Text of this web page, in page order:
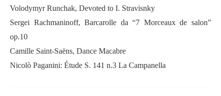
Volodymyr Runchak, Devoted to I. Stravisnky
Sergei Rachmaninoff, Barcarolle da “7 Morceaux de salon”
op.10
Camille Saint-Saëns, Dance Macabre
Nicolò Paganini: Étude S. 141 n.3 La Campanella